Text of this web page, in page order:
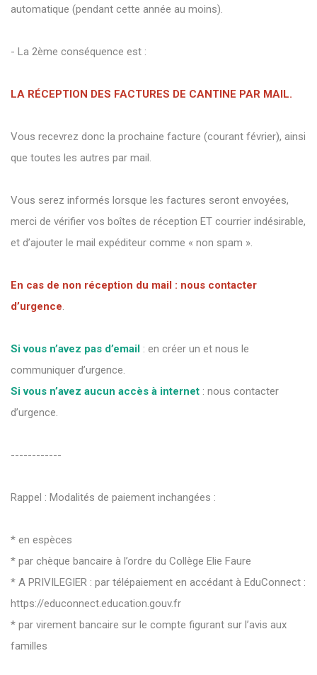
automatique (pendant cette année au moins).
- La 2ème conséquence est :
LA RÉCEPTION DES FACTURES DE CANTINE PAR MAIL.
Vous recevrez donc la prochaine facture (courant février), ainsi
que toutes les autres par mail.
Vous serez informés lorsque les factures seront envoyées,
merci de vérifier vos boîtes de réception ET courrier indésirable,
et d’ajouter le mail expéditeur comme « non spam ».
En cas de non réception du mail : nous contacter
d’urgence.
Si vous n’avez pas d’email : en créer un et nous le
communiquer d’urgence.
Si vous n’avez aucun accès à internet : nous contacter
d’urgence.
------------
Rappel : Modalités de paiement inchangées :
* en espèces
* par chèque bancaire à l’ordre du Collège Elie Faure
* A PRIVILEGIER : par télépaiement en accédant à EduConnect :
https://educonnect.education.gouv.fr
* par virement bancaire sur le compte figurant sur l’avis aux
familles